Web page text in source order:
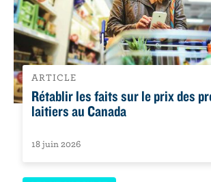
ARTICLE
Rétablir les faits sur le prix des
laitiers au Canada
18 juin 2026